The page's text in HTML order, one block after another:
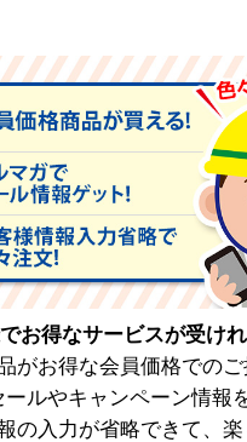
お得なサービスが受け
がお得な会員価格でのご
ルやキャンペーン情報
の入力が省略できて、楽